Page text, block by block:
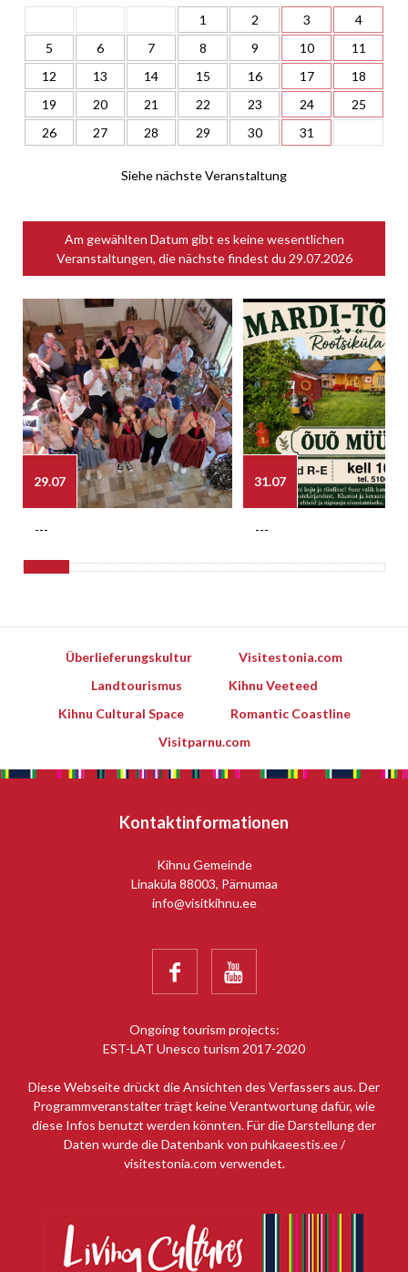
1 2 3
4
5
6 7 8 9 10
11
12
13 14 15 16 17
18
19
20 21 22 23 24
25
26
27 28 29 30 31
Siehe nächste Veranstaltung
Am gewählten Datum gibt es keine wesentlichen
Veranstaltungen, die nächste findest du 29.07.2026
29.07
---
31.07
---
Überlieferungskultur
Visitestonia.com
Landtourismus
Kihnu Veeteed
Kihnu Cultural Space
Romantic Coastline
Visitparnu.com
Kontaktinformationen
Kihnu Gemeinde
Linaküla 88003, Pärnumaa
info@visitkihnu.ee
 
Ongoing tourism projects:
EST-LAT Unesco turism 2017-2020
Diese Webseite drückt die Ansichten des Verfassers aus. Der
Programmveranstalter trägt keine Verantwortung dafür, wie
diese Infos benutzt werden könnten. Für die Darstellung der
Daten wurde die Datenbank von puhkaeestis.ee /
visitestonia.com verwendet.